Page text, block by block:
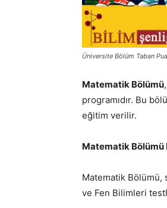
Üniversite Bölüm Taban
Matematik Bölümü
programıdır. Bu
eğitim verilir.
Matematik Bölümü
Matematik Bölümü,
ve Fen Bilimleri